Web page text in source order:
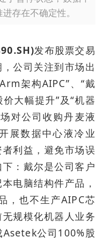
存在不确定性。
发布股票交易
公司关注到市场出
架构AIPC”、“戴
大幅提升”及“机器
对公司收购丹麦液
展数据中心液冷业
利益，避免市场误
：戴尔是公司客户
电脑结构件产品，
，也不生产AIPC芯
规模化机器人业务
Asetek公司100%股